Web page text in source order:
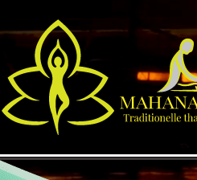
Willkommen in München! +++